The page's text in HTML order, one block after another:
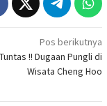
Pos berikutnya
!! Dugaan Pungli di
Wisata Cheng Hoo